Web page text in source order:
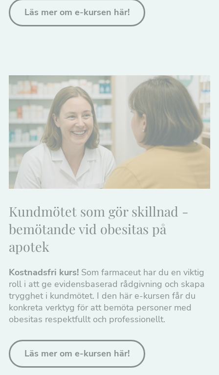
Läs mer om e-kursen här!
Kundmötet som gör skillnad -
bemötande vid obesitas på
apotek
Kostnadsfri kurs! Som farmaceut har du en viktig
roll i att ge evidensbaserad rådgivning och skapa
trygghet i kundmötet. I den här e-kursen får du
konkreta verktyg för att bemöta personer med
obesitas respektfullt och professionellt.
Läs mer om e-kursen här!
Nödvändiga
Dessa kakor
går inte att
välja bort. De
behövs för att
taget ska
Statistik
funktionalitet
och
uppbyggnad,
baserat på
hur
hemsidan
används.
Upplevelse
För att vår
hemsida ska